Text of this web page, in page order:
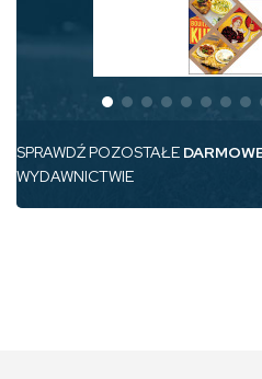
SPRAWDŹ POZOSTAŁE
WYDAWNICTWIE